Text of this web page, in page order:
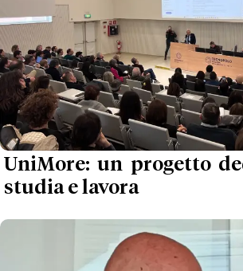
UniMore: un progetto
studia e lavora